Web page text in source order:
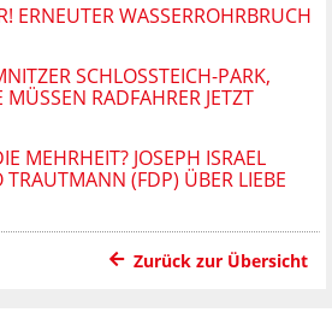
ERNEUTER WASSERROHRBRUCH
SCHLOSSTEICH-PARK, A
RADFAHRER JETZT A
MEHRHEIT? JOSEPH ISRAEL
(FDP) ÜBER LIEBE
Zurück zur Übersicht